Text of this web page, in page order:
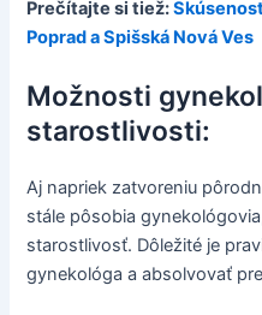
Prečítajte si tiež:
Poprad a Spišská Nová Ves
Možnosti
starostlivosti:
Aj napriek zatvoreniu
stále pôsobia
starostlivosť. Dôležité je
gynekológa a absolvovať